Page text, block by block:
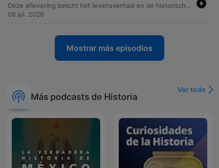
Deze aflevering belicht het levensverhaal en de historische impact van Mustafa Kemal Atatürk. Van zijn vroege jaren in Thessaloniki tot zijn opkomst als militair leider tijdens de Eerste Wereldoorlog en de Slag bij Gallipoli, wordt de weg naar de vorming van de Turkse nationale beweging beschreven. De focus ligt op de radicale transformatie van het Ottomaanse Rijk naar de Turkse Republiek. We bespreken de politieke strategieën, de strijd tegen de Griekse invasie en de grootschalige moderniseringsdrang van Atatürk, die leidde tot een nieuwe nationale identiteit en ingrijpende culturele hervormingen.
09 jul. 2026
Mostrar más episodios
Más podcasts de Historia
Ver todo